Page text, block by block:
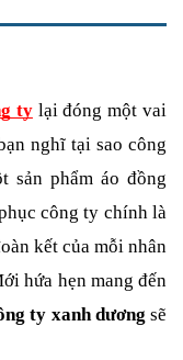
ty lại đóng một vai
nghĩ tại sao công
sản phẩm áo đồng
công ty chính là
kết của mỗi nhân
hứa hẹn mang đến
ty xanh dương sẽ